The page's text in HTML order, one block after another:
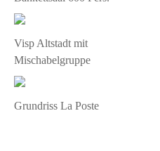
Visp Altstadt mit
Mischabelgruppe
Grundriss La Poste